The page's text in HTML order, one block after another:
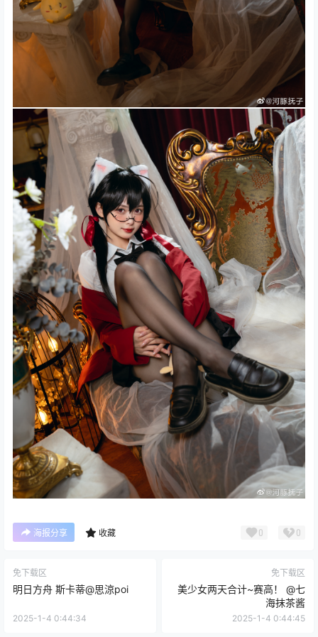
海报分享 收藏 0 0
免下载区
明日方舟 斯卡蒂@思涼poi
2025-1-4 0:44:34
免下载区
美少女两天合计~赛高！ @七
海抹茶酱
2025-1-4 0:44:45